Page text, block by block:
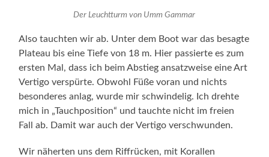
Der Leuchtturm von Umm Gammar
Also tauchten wir ab. Unter dem Boot war das besagte
Plateau bis eine Tiefe von 18 m. Hier passierte es zum
ersten Mal, dass ich beim Abstieg ansatzweise eine Art
Vertigo verspürte. Obwohl Füße voran und nichts
besonderes anlag, wurde mir schwindelig. Ich drehte
mich in „Tauchposition“ und tauchte nicht im freien
Fall ab. Damit war auch der Vertigo verschwunden.
Wir näherten uns dem Riffrücken, mit Korallen